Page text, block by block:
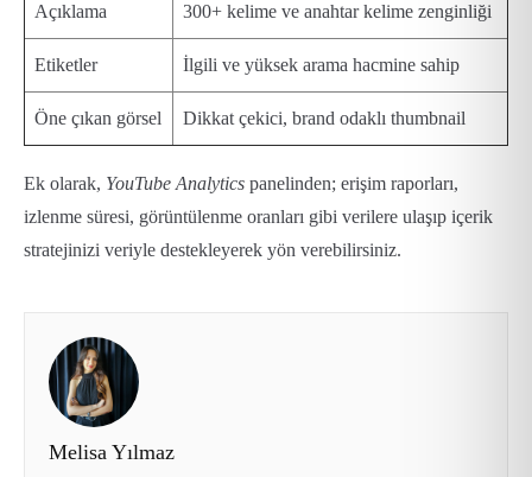
Açıklama 300+ kelime ve anahtar kelime zenginliği
Etiketler İlgili ve yüksek arama hacmine sahip
Öne çıkan görsel Dikkat çekici, brand odaklı thumbnail
Ek olarak, YouTube Analytics panelinden; erişim raporları,
izlenme süresi, görüntülenme oranları gibi verilere ulaşıp içerik
stratejinizi veriyle destekleyerek yön verebilirsiniz.
Melisa Yılmaz